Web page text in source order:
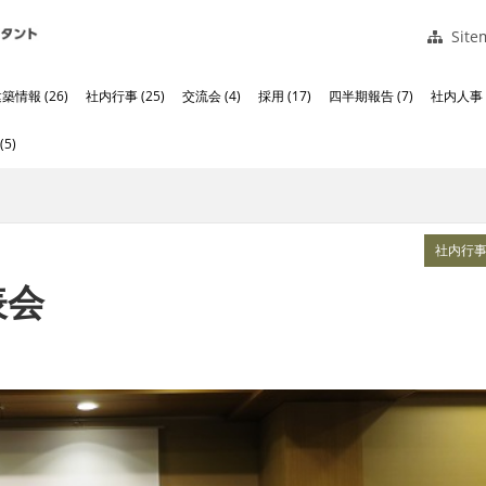
情報 (26) 社内行事 (25) 交流会 (4) 採用 (17) 四半期報告 (7) 社内人事
社内行